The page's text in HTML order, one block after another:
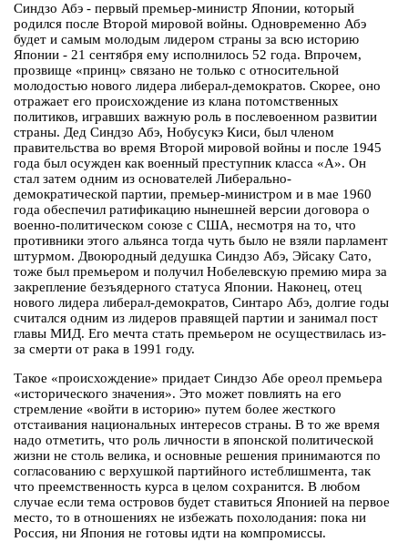
Синдзо Абэ - первый премьер-министр Японии, который
родился после Второй мировой войны. Одновременно Абэ
будет и самым молодым лидером страны за всю историю
Японии - 21 сентября ему исполнилось 52 года. Впрочем,
прозвище «принц» связано не только с относительной
молодостью нового лидера либерал-демократов. Скорее, оно
отражает его происхождение из клана потомственных
политиков, игравших важную роль в послевоенном развитии
страны. Дед Синдзо Абэ, Нобусукэ Киси, был членом
правительства во время Второй мировой войны и после 1945
года был осужден как военный преступник класса «А». Он
стал затем одним из основателей Либерально-
демократической партии, премьер-министром и в мае 1960
года обеспечил ратификацию нынешней версии договора о
военно-политическом союзе с США, несмотря на то, что
противники этого альянса тогда чуть было не взяли парламент
штурмом. Двоюродный дедушка Синдзо Абэ, Эйсаку Сато,
тоже был премьером и получил Нобелевскую премию мира за
закрепление безъядерного статуса Японии. Наконец, отец
нового лидера либерал-демократов, Синтаро Абэ, долгие годы
считался одним из лидеров правящей партии и занимал пост
главы МИД. Его мечта стать премьером не осуществилась из-
за смерти от рака в 1991 году.
Такое «происхождение» придает Синдзо Абе ореол премьера
«исторического значения». Это может повлиять на его
стремление «войти в историю» путем более жесткого
отстаивания национальных интересов страны. В то же время
надо отметить, что роль личности в японской политической
жизни не столь велика, и основные решения принимаются по
согласованию с верхушкой партийного истеблишмента, так
что преемственность курса в целом сохранится. В любом
случае если тема островов будет ставиться Японией на первое
место, то в отношениях не избежать похолодания: пока ни
Россия, ни Япония не готовы идти на компромиссы.